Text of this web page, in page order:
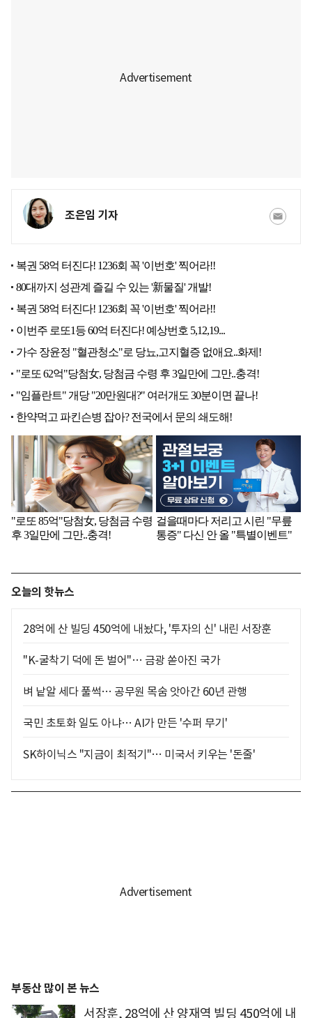
조은임 기자
오늘의 핫뉴스
28억에 산 빌딩 450억에 내놨다, '투자의 신' 내린 서장훈
"K-굴착기 덕에 돈 벌어"… 금광 쏟아진 국가
벼 낱알 세다 풀썩… 공무원 목숨 앗아간 60년 관행
국민 초토화 일도 아냐… AI가 만든 '수퍼 무기'
SK하이닉스 "지금이 최적기"… 미국서 키우는 '돈줄'
부동산 많이 본 뉴스
서장훈, 28억에 산 양재역 빌딩 450억에 내